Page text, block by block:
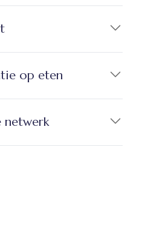
op eten
netwerk